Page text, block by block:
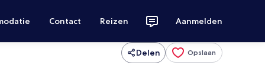
Contact Reizen Aanmelden
Delen Opslaan